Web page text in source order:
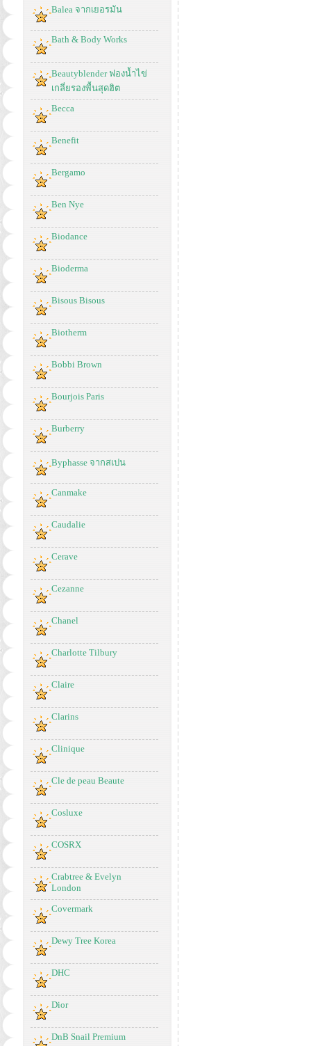
Balea จากเยอรมัน
Bath & Body Works
Beautyblender ฟองน้ำไข่
เกลี่ยรองพื้นสุดฮิต
Becca
Benefit
Bergamo
Ben Nye
Biodance
Bioderma
Bisous Bisous
Biotherm
Bobbi Brown
Bourjois Paris
Burberry
Byphasse จากสเปน
Canmake
Caudalie
Cerave
Cezanne
Chanel
Charlotte Tilbury
Claire
Clarins
Clinique
Cle de peau Beaute
Cosluxe
COSRX
Crabtree & Evelyn
London
Covermark
Dewy Tree Korea
DHC
Dior
DnB Snail Premium